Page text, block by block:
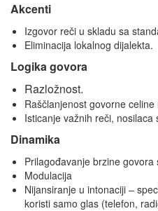
Akcenti
Izgovor reči u skladu sa
Eliminacija lokalnog dijalekta.
Logika govora
Razložnost.
Raščlanjenost govorne
Isticanje važnih reči, nosilaca
Dinamika
Prilagođavanje brzine
Modulacija
Nijansiranje u intonaciji –
koristi samo glas (telefon,